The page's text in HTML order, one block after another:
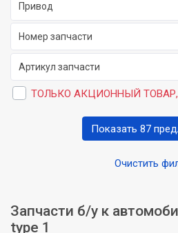
Привод
ТОЛЬКО АКЦИОННЫЙ ТОВАР,
Очистить
Показать 87
Запчасти б/у к
type 1